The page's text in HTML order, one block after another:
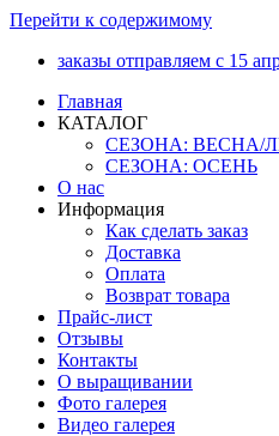
Перейти к содержимому
заказы отправляем с 15
Главная
КАТАЛОГ
СЕЗОНА: ВЕСНА/
СЕЗОНА: ОСЕНЬ
О нас
Информация
Как сделать заказ
Доставка
Оплата
Возврат товара
Прайс-лист
Отзывы
Контакты
О выращивании
Фото галерея
Видео галерея